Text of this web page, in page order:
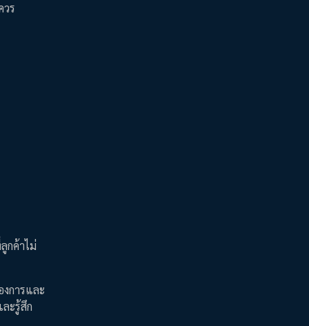
ร
กค้าไม่
การและ
ะรู้สึก